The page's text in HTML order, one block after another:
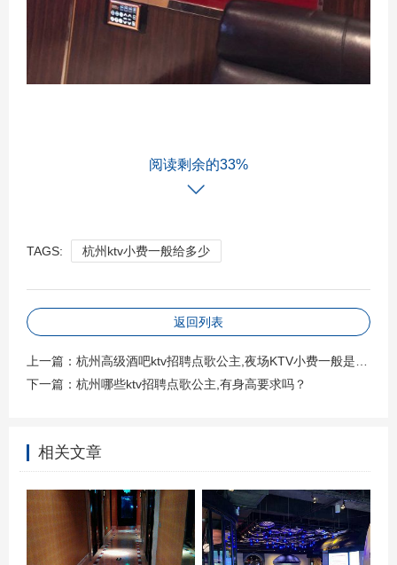
来了很多次了，东西好吃，音响效果也不错，K歌首选。環
境整潔乾淨，歌還很新，一個字，讚杭州知名的夜场招聘
商务礼仪,90后上可以做夜场招聘? 这里一直很好，团购很
划算。和朋友唱了一下午。。环境很好，音响特好，下次
阅读剩余的33%
TAGS: 杭州ktv小费一般给多少
返回列表
上一篇： 杭州高级酒吧ktv招聘点歌公主,夜场KTV小费一般是给多少
下一篇： 杭州哪些ktv招聘点歌公主,有身高要求吗？
相关文章